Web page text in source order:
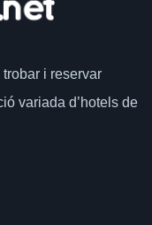
i reservar
variada d’hotels de